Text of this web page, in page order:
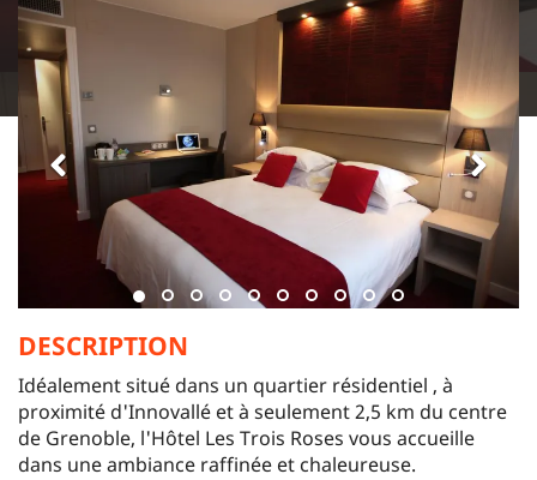
DESCRIPTION
Idéalement situé dans un quartier résidentiel , à
proximité d'Innovallé et à seulement 2,5 km du centre
de Grenoble, l'Hôtel Les Trois Roses vous accueille
dans une ambiance raffinée et chaleureuse.